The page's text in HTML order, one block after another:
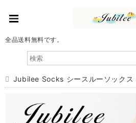
全品送料無料です。
Jubilee Socks シースルーソックス